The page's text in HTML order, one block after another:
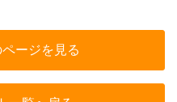
ージを見る